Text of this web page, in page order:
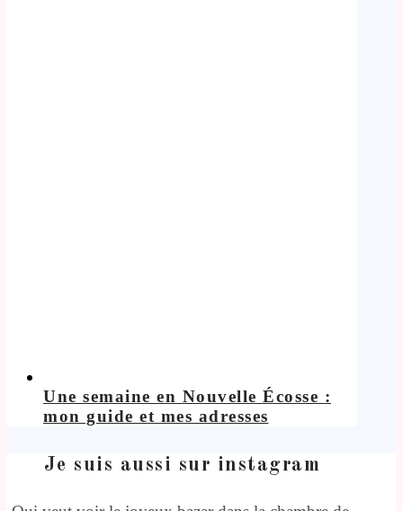
Une semaine en Nouvelle Écosse :
mon guide et mes adresses
Je suis aussi sur instagram